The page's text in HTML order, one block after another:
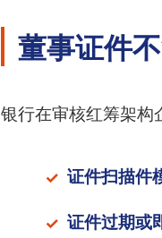
董事证件
银行在审核红筹架构
证件扫描件
证件过期或